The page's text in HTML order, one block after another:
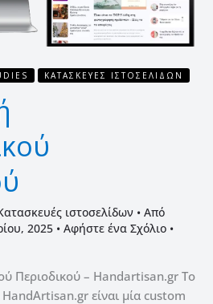
ΚΑΤΑΣΚΕΥΈΣ ΙΣΤΟΣΕΛΊΔΩΝ
ιστοσελίδων • Από
2025 • Αφήστε ένα Σχόλιο •
Περιοδικού – Handartisan.gr Το
HandArtisan.gr είναι μία custom